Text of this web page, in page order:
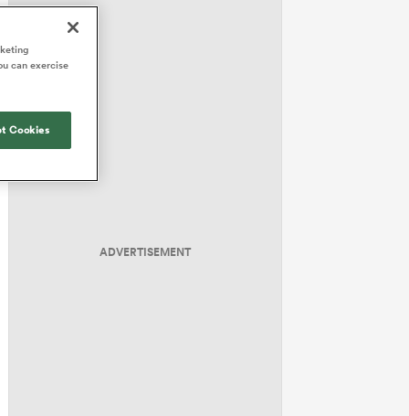
ADVERTISEMENT
can exercise
Cookies